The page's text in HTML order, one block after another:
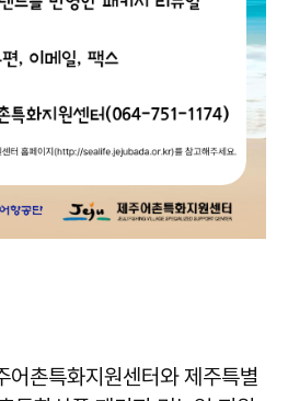
어촌특화지원센터와 제주특별